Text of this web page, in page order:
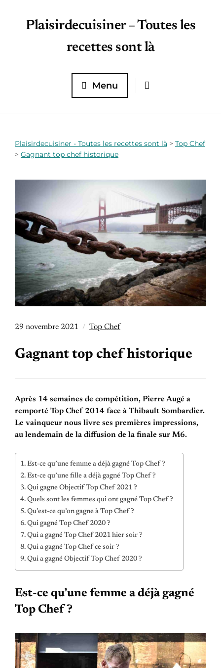
Plaisirdecuisiner – Toutes les
recettes sont là
Menu
Plaisirdecuisiner - Toutes les recettes sont là > Top Chef
> Gagnant top chef historique
29 novembre 2021 Top Chef
Gagnant top chef historique
Après 14 semaines de compétition, Pierre Augé a
remporté Top Chef 2014 face à Thibault Sombardier.
Le vainqueur nous livre ses premières impressions,
au lendemain de la diffusion de la finale sur M6.
Est-ce qu’une femme a déjà gagné Top Chef ?
Est-ce qu’une fille a déjà gagné Top Chef ?
Qui gagne Objectif Top Chef 2021 ?
Quels sont les femmes qui ont gagné Top Chef ?
Qu’est-ce qu’on gagne à Top Chef ?
Qui gagné Top Chef 2020 ?
Qui a gagné Top Chef 2021 hier soir ?
Qui a gagné Top Chef ce soir ?
Qui a gagné Objectif Top Chef 2020 ?
Est-ce qu’une femme a déjà gagné
Top Chef ?